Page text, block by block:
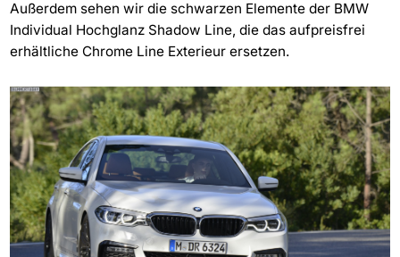
Außerdem sehen wir die schwarzen Elemente der BMW
Individual Hochglanz Shadow Line, die das aufpreisfrei
erhältliche Chrome Line Exterieur ersetzen.